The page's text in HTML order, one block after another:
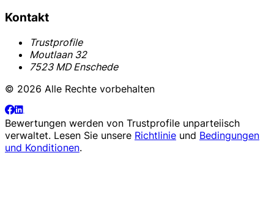
Kontakt
Trustprofile
Moutlaan 32
7523 MD Enschede
© 2026 Alle Rechte vorbehalten
Bewertungen werden von Trustprofile unparteiisch
verwaltet. Lesen Sie unsere Richtlinie und Bedingungen
und Konditionen.